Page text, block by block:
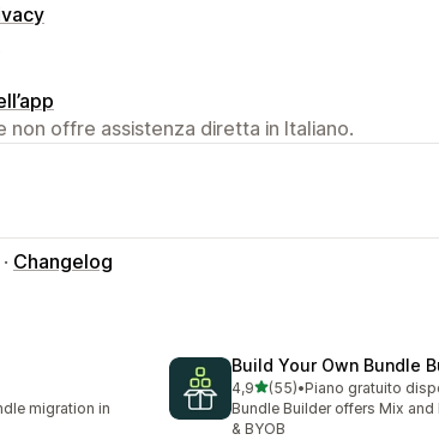
non offre assistenza diretta in Italiano.
Changelog
migration in
Build Your Own Bundle
4,9stelle su 5
(55)
55 recensioni totali
•Piano gratuito
Bundle Builder offers Mix
& BYOB